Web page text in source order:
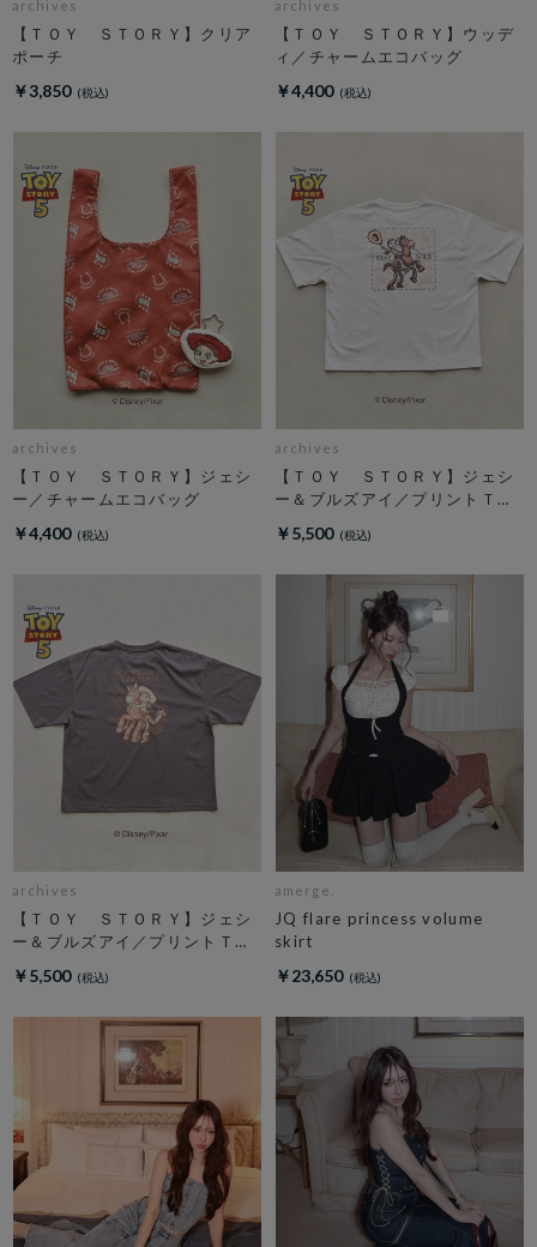
archives
【ＴＯＹ ＳＴＯＲＹ】クリア
ポーチ
￥3,850
archives
【ＴＯＹ ＳＴＯＲＹ】ウッデ
ィ／チャームエコバッグ
￥4,400
archives
【ＴＯＹ ＳＴＯＲＹ】ジェシ
ー／チャームエコバッグ
￥4,400
archives
【ＴＯＹ ＳＴＯＲＹ】ジェシ
ー＆ブルズアイ／プリントＴオ
￥5,500
archives
【ＴＯＹ ＳＴＯＲＹ】ジェシ
ー＆ブルズアイ／プリントＴチ
￥5,500
amerge.
JQ flare princess volume
skirt
￥23,650